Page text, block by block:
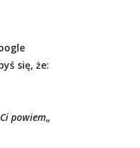
się, że:
powiem„